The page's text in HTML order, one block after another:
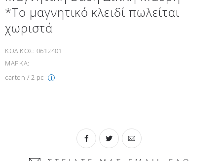
*Το μαγνητικό κλειδί πωλείται
χωριστά
ΚΩΔΙΚΟΣ: 0612401
ΜΑΡΚΑ:
carton / 2 pc
i